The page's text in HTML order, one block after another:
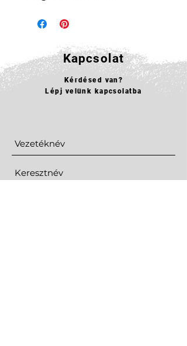
Kapcsolat
Kérdésed van?
Lépj velünk kapcsolatba